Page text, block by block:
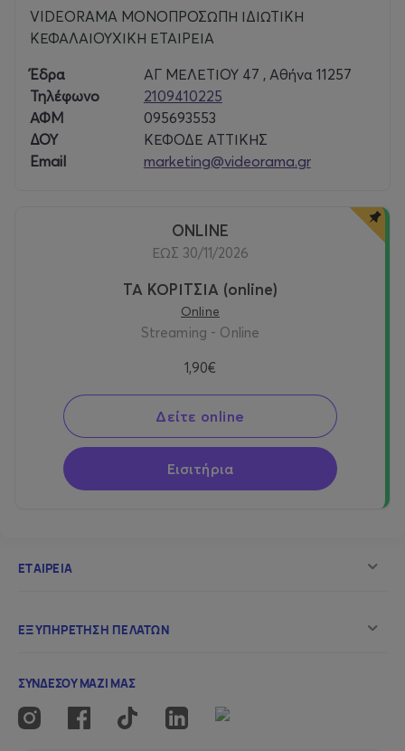
VIDEORAMA ΜΟΝΟΠΡΟΣΩΠΗ ΙΔΙΩΤΙΚΗ
ΚΕΦΑΛΑΙΟΥΧΙΚΗ ΕΤΑΙΡΕΙΑ
Έδρα
ΑΓ ΜΕΛΕΤΙΟΥ 47 , Αθήνα 11257
Τηλέφωνο
2109410225
ΑΦΜ
095693553
ΔΟΥ
ΚΕΦΟΔΕ ΑΤΤΙΚΗΣ
Email
marketing@videorama.gr
ONLINE
ΕΩΣ 30/11/2026
ΤΑ ΚΟΡΙΤΣΙΑ (online)
Online
Streaming - Online
1,90€
Δείτε online
Εισιτήρια